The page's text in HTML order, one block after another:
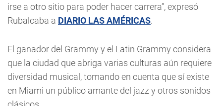
irse a otro sitio para poder hacer carrera”, expresó
Rubalcaba a DIARIO LAS AMÉRICAS.
El ganador del Grammy y el Latin Grammy considera
que la ciudad que abriga varias culturas aún requiere
diversidad musical, tomando en cuenta que sí existe
en Miami un público amante del jazz y otros sonidos